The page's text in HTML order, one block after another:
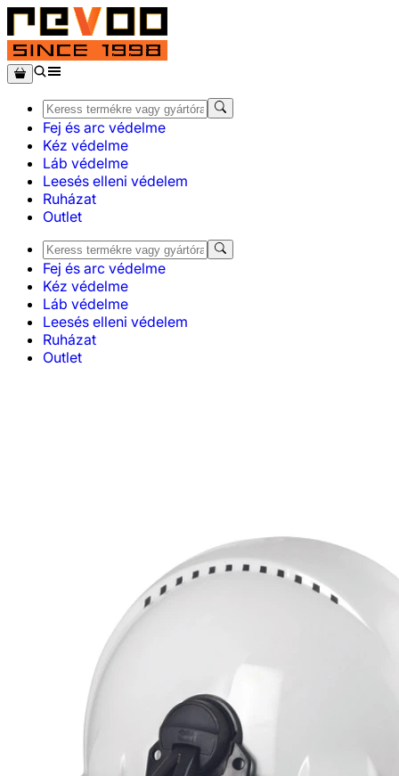
Fej és arc védelme
Kéz védelme
Láb védelme
Leesés elleni védelem
Ruházat
Outlet
Fej és arc védelme
Kéz védelme
Láb védelme
Leesés elleni védelem
Ruházat
Outlet